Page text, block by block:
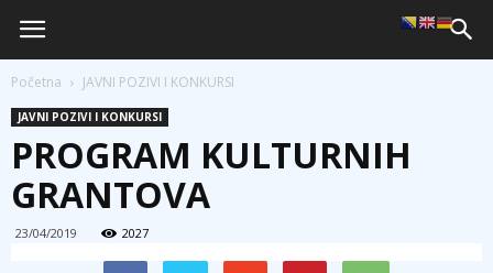
Početna JAVNI POZIVI I KONKURSI
JAVNI POZIVI I KONKURSI
PROGRAM KULTURNIH
GRANTOVA
23/04/2019 2027